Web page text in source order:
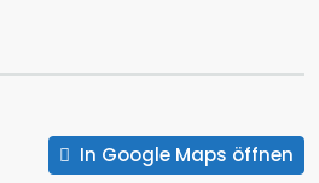
In Google Maps öffnen